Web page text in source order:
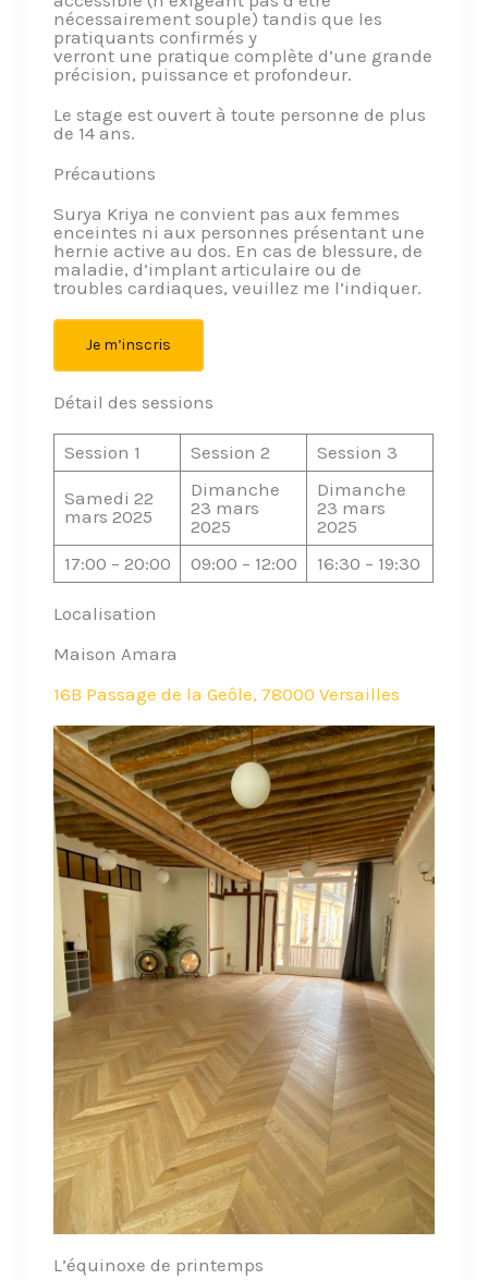
nécessairement souple) tandis que les
pratiquants confirmés y
verront une pratique complète d’une grande
précision, puissance et profondeur.
Le stage est ouvert à toute personne de plus
de 14 ans.
Précautions
Surya Kriya ne convient pas aux femmes
enceintes ni aux personnes présentant une
hernie active au dos. En cas de blessure, de
maladie, d’implant articulaire ou de
troubles cardiaques, veuillez me l’indiquer.
Je m’inscris
Détail des sessions
Session 1 Session 2 Session 3
Samedi 22
mars 2025
Dimanche
23 mars
2025
Dimanche
23 mars
2025
17:00 – 20:00
09:00 – 12:00 16:30 – 19:30
Localisation
Maison Amara
16B Passage de la Geôle, 78000 Versailles
L’équinoxe de printemps